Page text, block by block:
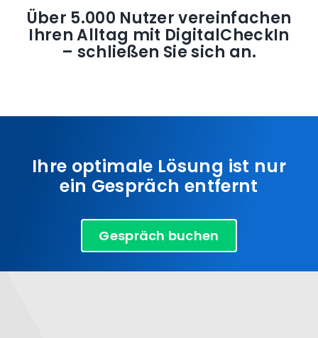
Über 5.000 Nutzer vereinfachen
Ihren Alltag mit DigitalCheckIn
– schließen Sie sich an.
Ihre optimale Lösung ist nur
ein Gespräch entfernt
Gespräch buchen